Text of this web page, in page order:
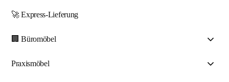
🚀 Express-Lieferung
🏢 Büromöbel
Praxismöbel